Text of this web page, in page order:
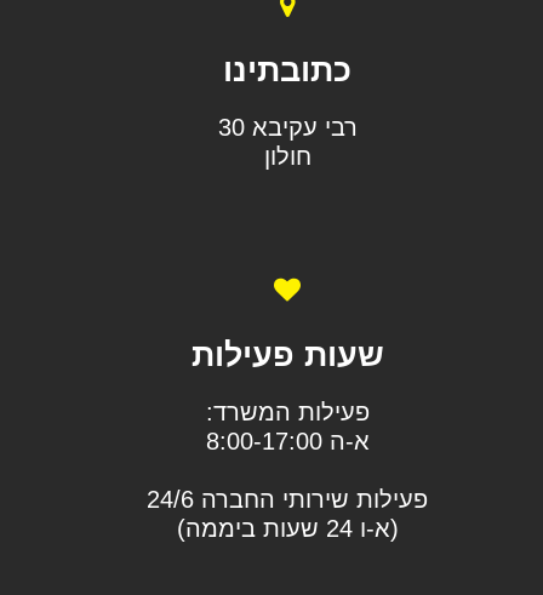
כתובתינו
רבי עקיבא 30
חולון
שעות פעילות
פעילות המשרד:
א-ה 8:00-17:00
פעילות שירותי החברה 24/6
(א-ו 24 שעות ביממה)